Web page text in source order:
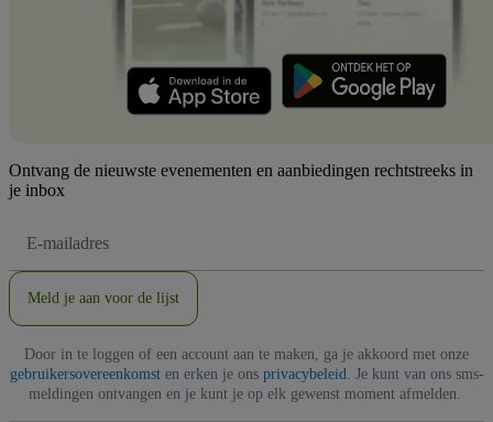
Ontvang de nieuwste evenementen en aanbiedingen rechtstreeks in
je inbox
mailadres
Meld je aan voor de lijst
Door in te loggen of een account aan te maken, ga je akkoord met onze
gebruikersovereenkomsten erken je ons privacybeleid . Je kunt van ons sms-
meldingen ontvangen en je kunt je op elk gewenst moment afmelden.